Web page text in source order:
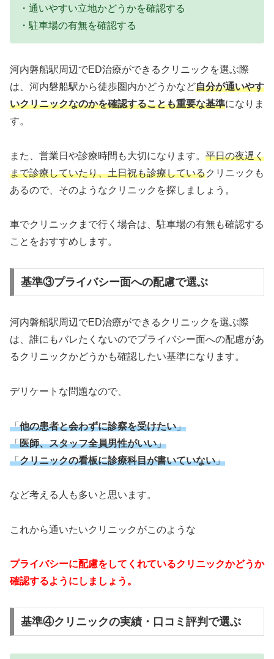
・通いやすい立地かどうかを確認する
・駐車場の有無を確認する
河内磐船駅周辺でED治療ができるクリニックを選ぶ際
は、河内磐船駅から徒歩圏内かどうかなど自分が通いやす
いクリニックなのかを確認することも重要な基準になりま
す。
また、営業日や診療時間も大切になります。 平日の夜遅く
まで診療していたり、土日祝も診療しているクリニックも
あるので、そのようなクリニックを探しましょう。
車でクリニックまで行く場合は、駐車場の有無も確認する
ことをおすすめします。
基準③プライバシー面への配慮で選ぶ
河内磐船駅周辺でED治療ができるクリニックを選ぶ際
は、誰にもバレたくないのでプライバシー面への配慮があ
るクリニックかどうかも確認したい基準になります。
デリケートな問題なので、
「他の患者と会わずに診察を受けたい」
「医師、スタッフ全員男性がいい」
「クリニックの看板に診療科目が書いていない」
など考える人も多いと思います。
これから通いたいクリニックがこのような
プライバシーに配慮をしてくれているクリニックかどうか
確認するようにしましょう。
基準④クリニックの実績・口コミ評判で選ぶ